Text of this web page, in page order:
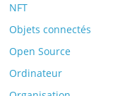
NFT
Objets connectés
Open Source
Ordinateur